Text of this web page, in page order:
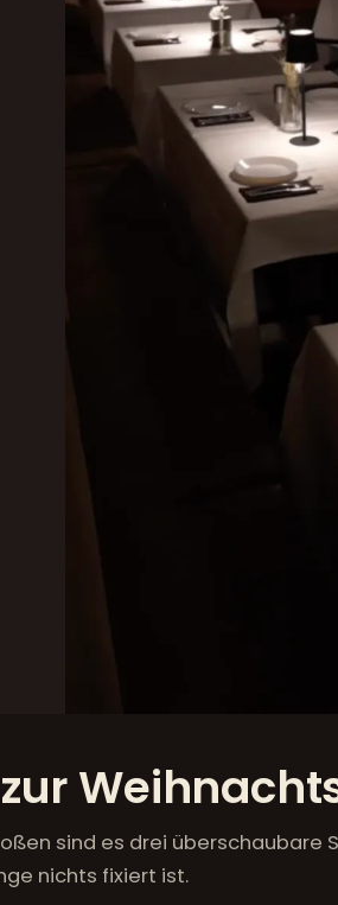
sind es drei überschaubare
nichts fixiert ist.